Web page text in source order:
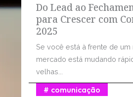
Do Lead ao
para Crescer com
2025
Se você está à frente de
mercado está mudando
velhas...
comunicação